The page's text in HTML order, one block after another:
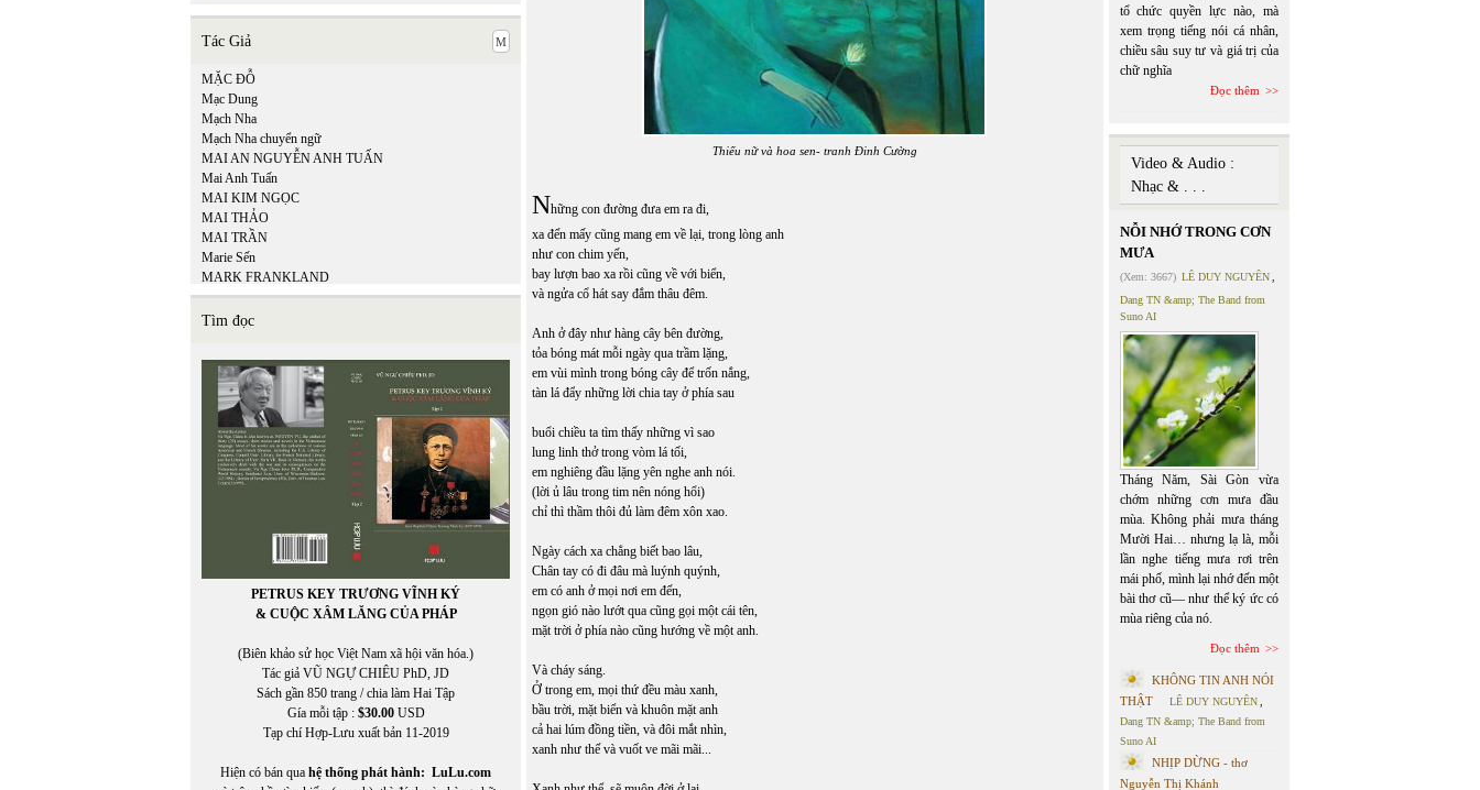
Tác Giả
MẶC ĐỖ
Mạc Dung
Mạch Nha
Mạch Nha chuyển ngữ
MAI AN NGUYỄN ANH TUẤN
Mai Anh Tuấn
MAI KIM NGỌC
MAI THẢO
MAI TRẦN
Marie Sến
MARK FRANKLAND
Matsuo Bashō
Mi Ly
BERGMAN
Miên Đáng
miên di
MIÊNG
Mikhail Epstein
Minh Đạo Nguyễn Thạch Hãn
MINH HÀ
MINH THÙY
Miura Chora
Mukôda Kuniko
MỸ CA
Tìm đọc
PETRUS KEY TRƯƠNG VĨNH KÝ
& CUỘC XÂM LĂNG CỦA PHÁP
(Biên khảo sử học Việt Nam xã hội văn hóa.)
Tác giả VŨ NGỰ CHIÊU PhD, JD
Sách gần 850 trang / chia làm Hai Tập
Gía mỗi tập : $30.00USD
Tạp chí Hợp-Lưu xuất bản 11-2019
Hiện có bán qua hệ thống phát hành: LuLu.com
Thiếu nữ và hoa sen- tranh Đinh Cường
Những con đường đưa em ra đi,
xa đến mấy cũng mang em về lại, trong lòng anh
như con chim yến,
bay lượn bao xa rồi cũng về với biển,
và ngửa cổ hát say đắm thâu đêm.
Anh ở đây như hàng cây bên đường,
tỏa bóng mát mỗi ngày qua trầm lặng,
em vùi mình trong bóng cây để trốn nắng,
tàn lá đẩy những lời chia tay ở phía sau
buổi chiều ta tìm thấy những vì sao
lung linh thở trong vòm lá tối,
em nghiêng đầu lặng yên nghe anh nói.
(lời ủ lâu trong tim nên nóng hổi)
chỉ thì thầm thôi đủ làm đêm xôn xao.
Ngày cách xa chẳng biết bao lâu,
Chân tay có đi đâu mà luýnh quýnh,
em có anh ở mọi nơi em đến,
ngọn gió nào lướt qua cũng gọi một cái tên,
mặt trời ở phía nào cũng hướng về một anh.
Và cháy sáng.
Ở trong em, mọi thứ đều màu xanh,
bầu trời, mặt biển và khuôn mặt anh
cả hai lúm đồng tiền, và đôi mắt nhìn,
xanh như thế và vuốt ve mãi mãi...
tổ chức quyền lực nào, mà
xem trọng tiếng nói cá nhân,
chiều sâu suy tư và giá trị của
chữ nghĩa
Đọc thêm
Video & Audio :
Nhạc & . . .
NỖI NHỚ TRONG CƠN
MƯA
(Xem: 3667) LÊ DUY NGUYÊN
Dang TN &amp; The Band from
Suno AI
Tháng Năm, Sài Gòn vừa
chớm những cơn mưa đầu
mùa. Không phải mưa tháng
Mười Hai… nhưng lạ là, mỗi
lần nghe tiếng mưa rơi trên
mái phố, mình lại nhớ đến một
bài thơ cũ— như thể ký ức có
mùa riêng của nó.
Đọc thêm
KHÔNG TIN ANH NÓI
THẬT
LÊ DUY NGUYÊN
Dang TN &amp; The Band from
Suno AI
NHỊP DỪNG - thơ
Nguyễn Thị Khánh